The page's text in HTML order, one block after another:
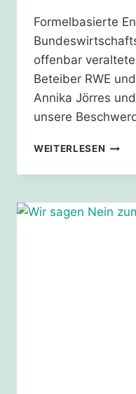
Formelbasierte
offenbar
Beteiber RWE
Annika Jörres
unsere
WEITERLESEN
HOCH
MUSS
JETZT